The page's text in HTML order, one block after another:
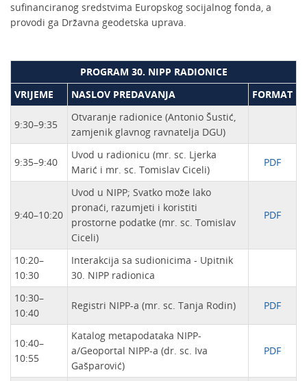
sufinanciranog sredstvima Europskog socijalnog fonda, a
provodi ga Državna geodetska uprava.
PROGRAM 30. NIPP RADIONICE
VRIJEME
NASLOV PREDAVANJA FORMAT
9:30–9:35
Otvaranje radionice (Antonio Šustić,
zamjenik glavnog ravnatelja DGU)
9:35–9:40
Uvod u radionicu (mr. sc. Ljerka
Marić i mr. sc. Tomislav Ciceli)
PDF
9:40–10:20
Uvod u NIPP; Svatko može lako
pronaći, razumjeti i koristiti
prostorne podatke (mr. sc. Tomislav
Ciceli)
PDF
10:20–
10:30
Interakcija sa sudionicima - Upitnik
30. NIPP radionica
10:30–
10:40
Registri NIPP-a (mr. sc. Tanja Rodin) PDF
10:40–
10:55
Katalog metapodataka NIPP-
a/Geoportal NIPP-a (dr. sc. Iva
Gašparović)
PDF